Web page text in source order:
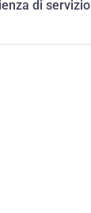
di servizio